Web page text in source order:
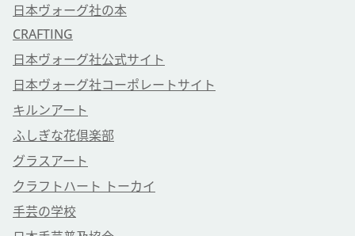
日本ヴォーグ社の本
CRAFTING
日本ヴォーグ社公式サイト
日本ヴォーグ社コーポレートサイト
キルンアート
ふしぎな花倶楽部
グラスアート
クラフトハート トーカイ
手芸の学校